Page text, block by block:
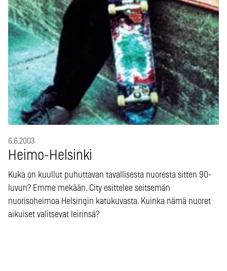
6.6.2003
Heimo-Helsinki
Kuka on kuullut puhuttavan tavallisesta nuoresta sitten 90-
luvun? Emme mekään. City esittelee seitsemän
nuorisoheimoa Helsingin katukuvasta. Kuinka nämä nuoret
aikuiset valitsevat leirinsä?